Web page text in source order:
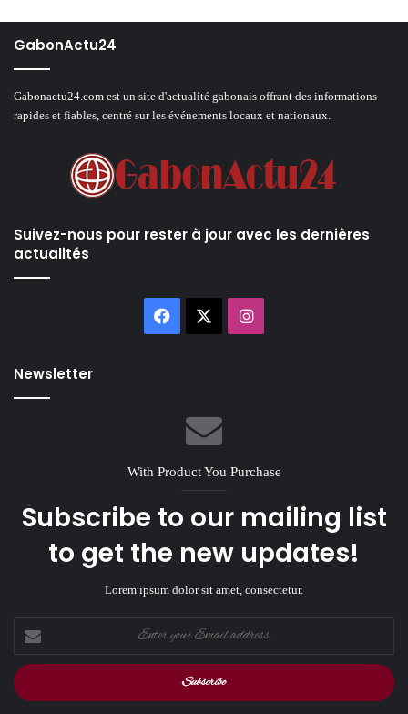
GabonActu24
Gabonactu24.com est un site d'actualité gabonais offrant des informations
rapides et fiables, centré sur les événements locaux et nationaux.
Suivez-nous pour rester à jour avec les dernières
actualités
Facebook Instagram
Newsletter
With Product You Purchase
Subscribe to our mailing list
to get the new updates!
Lorem ipsum dolor sit amet, consectetur.
your
Email
address